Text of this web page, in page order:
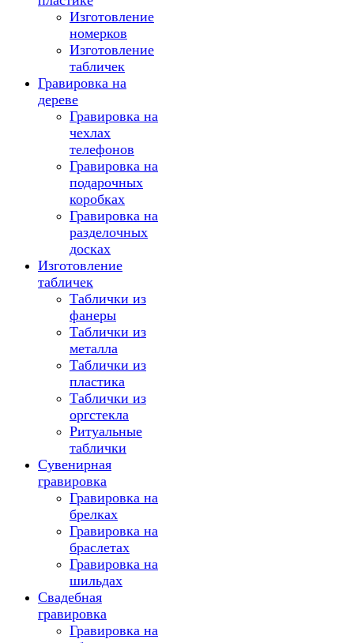
Изготовление
номерков
Изготовление
табличек
Гравировка на
дереве
Гравировка на
чехлах
телефонов
Гравировка на
подарочных
коробках
Гравировка на
разделочных
досках
Изготовление
табличек
Таблички из
фанеры
Таблички из
металла
Таблички из
пластика
Таблички из
оргстекла
Ритуальные
таблички
Сувенирная
гравировка
Гравировка на
брелках
Гравировка на
браслетах
Гравировка на
шильдах
Свадебная
гравировка
Гравировка на